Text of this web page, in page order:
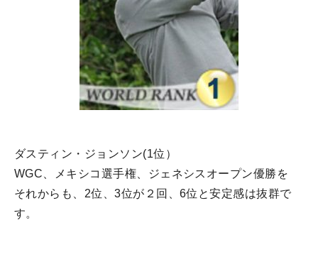
ダスティン・ジョンソン(1位）
WGC、メキシコ選手権、ジェネシスオープン優勝を
それからも、2位、3位が２回、6位と安定感は抜群で
す。